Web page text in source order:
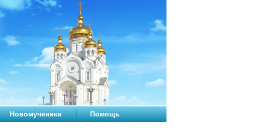
Новомученики Помощь